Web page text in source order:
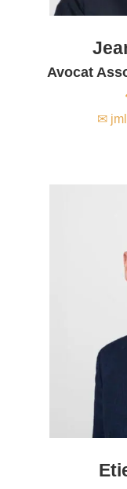
Avocat
✉